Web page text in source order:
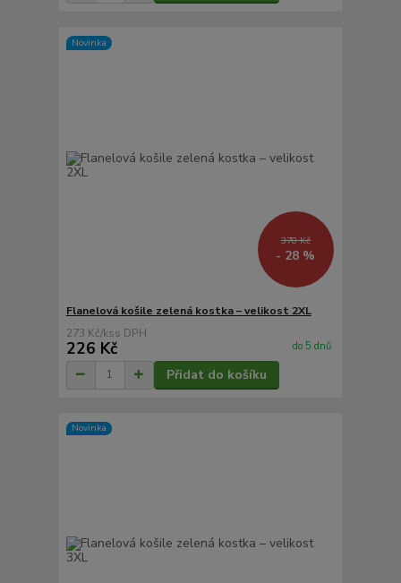
Novinka
378 Kč
- 28 %
Flanelová košile zelená kostka – velikost 2XL
273 Kč/ks
226 Kč do 5 dnů
Přidat do košíku
Novinka